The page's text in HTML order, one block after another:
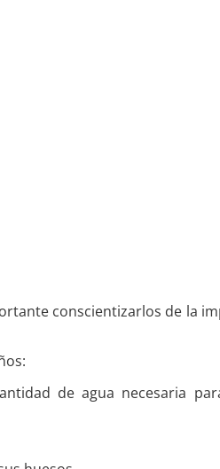
conscientizarlos de la
de agua necesaria